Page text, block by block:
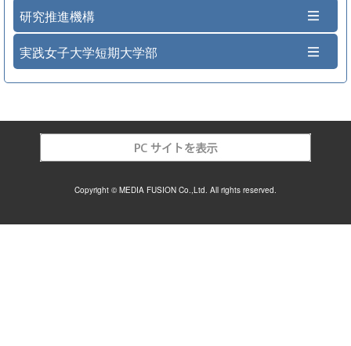
研究推進機構
実践女子大学短期大学部
Copyright © MEDIA FUSION Co.,Ltd. All rights reserved.